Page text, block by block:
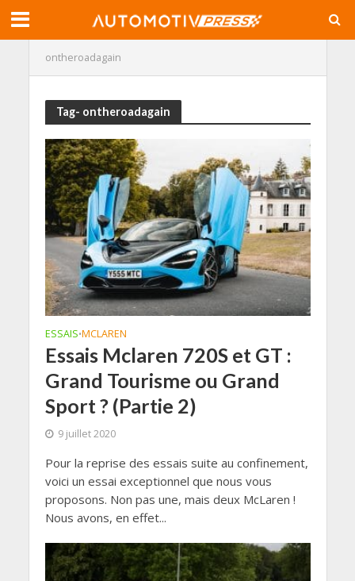
ontheroadagain
Tag- ontheroadagain
ESSAIS•MCLAREN
Essais Mclaren 720S et GT :
Grand Tourisme ou Grand
Sport ? (Partie 2)
9 juillet 2020
Pour la reprise des essais suite au confinement,
voici un essai exceptionnel que nous vous
proposons. Non pas une, mais deux McLaren !
Nous avons, en effet...